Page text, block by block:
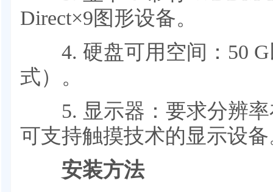
Direct×9图形设备。
4. 硬盘可用空间：50 G
式）。
5. 显示器：要求分辨率
可支持触摸技术的显示设
安装方法